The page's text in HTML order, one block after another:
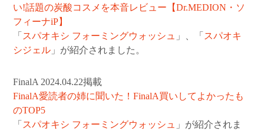
い!話題の炭酸コスメを本音レビュー【Dr.MEDION・ソ
フィーナiP】
「 スパオキシ フォーミングウォッシュ 」、「 スパオキ
シジェル 」が紹介されました。
FinalA 2024.04.22掲載
FinalA愛読者の姉に聞いた！FinalA買いしてよかったも
のTOP5
「 スパオキシ フォーミングウォッシュ
」が紹介されま